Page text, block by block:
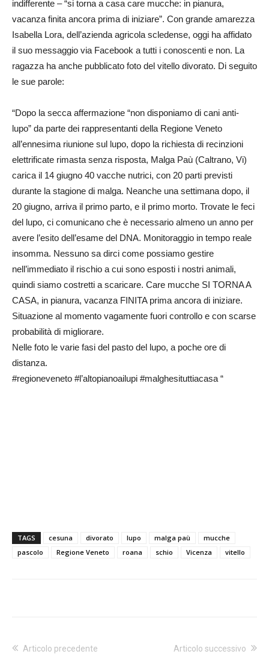
indifferente – “si torna a casa care mucche: in pianura,
vacanza finita ancora prima di iniziare”. Con grande amarezza
Isabella Lora, dell’azienda agricola scledense, oggi ha affidato
il suo messaggio via Facebook a tutti i conoscenti e non. La
ragazza ha anche pubblicato foto del vitello divorato. Di seguito
le sue parole:
“Dopo la secca affermazione “non disponiamo di cani anti-
lupo” da parte dei rappresentanti della Regione Veneto
all’ennesima riunione sul lupo, dopo la richiesta di recinzioni
elettrificate rimasta senza risposta, Malga Paù (Caltrano, Vi)
carica il 14 giugno 40 vacche nutrici, con 20 parti previsti
durante la stagione di malga. Neanche una settimana dopo, il
20 giugno, arriva il primo parto, e il primo morto. Trovate le feci
del lupo, ci comunicano che è necessario almeno un anno per
avere l’esito dell’esame del DNA. Monitoraggio in tempo reale
insomma. Nessuno sa dirci come possiamo gestire
nell’immediato il rischio a cui sono esposti i nostri animali,
quindi siamo costretti a scaricare. Care mucche SI TORNA A
CASA, in pianura, vacanza FINITA prima ancora di iniziare.
Situazione al momento vagamente fuori controllo e con scarse
probabilità di migliorare.
Nelle foto le varie fasi del pasto del lupo, a poche ore di
distanza.
#regioneveneto #l’altopianoailupi #malghesituttiacasa “
TAGS cesuna divorato lupo malga paù
mucche
pascolo
Regione Veneto roana schio Vicenza vitello
Articolo precedente Articolo successivo